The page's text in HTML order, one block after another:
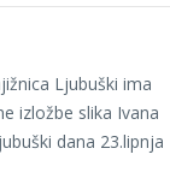
Ljubuški ima
izložbe slika Ivana
dana 23.lipnja